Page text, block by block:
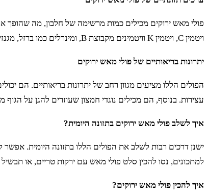
פולי מאש ירוקים מכילים כמות מרשימה של חלבון, מה שהופך
ויטמין C, ויטמין K וויטמינים מקבוצת B, ומינרלים כמו ברזל, מגנזיום ואשלגן.
יתרונות בריאותיים של פולי מאש ירוקים
הפולים הללו מציעים מגוון רחב של יתרונות בריאותיים. הם
עצירות. בנוסף, הם מכילים נוגדי חמצון שעוזרים להגן על הגוף
איך לשלב פולי מאש ירוקים בתזונה היומית?
ישנן דרכים רבות לשלב את הפולים הללו בתזונה היומית.
למתכונים, נסו להכין סלט פולי מאש עם ירקות טריים, או
איך להכין פולי מאש ירוקים?